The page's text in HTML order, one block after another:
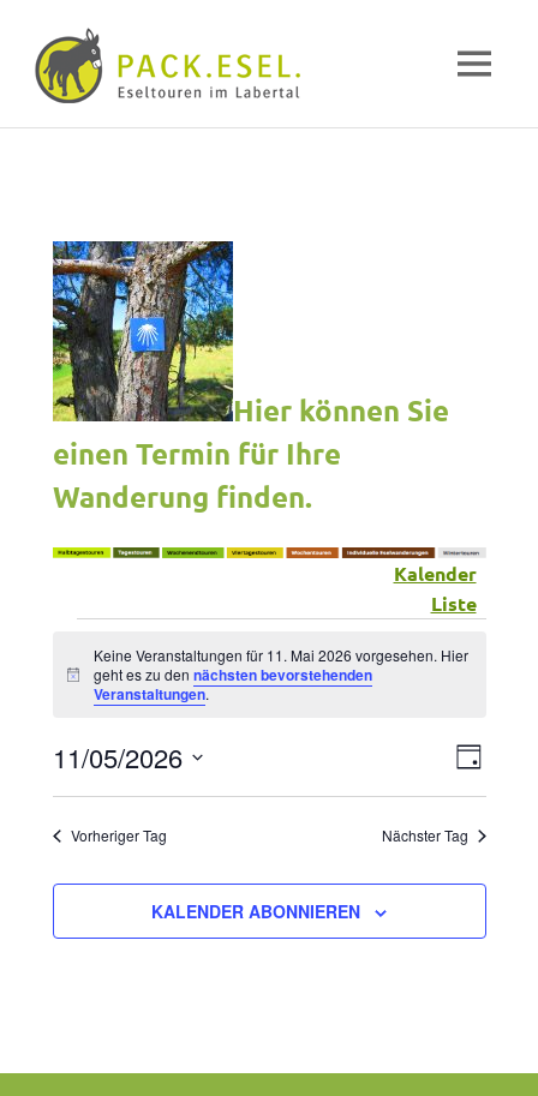
MENÜ
Hier können Sie
einen Termin für Ihre
Wanderung finden.
Kalender
Liste
Veranstaltungen
für
11.
Mai
Hinweis
Keine Veranstaltungen für 11. Mai 2026 vorgesehen. Hier
geht es zu dennächsten bevorstehenden
Veranstaltungen.
TAG
11/05/2026
Datum
Vorheriger Tag Nächster Tag
KALENDER ABONNIEREN